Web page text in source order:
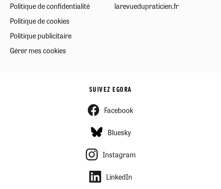
Politique de confidentialité
Politique de cookies
Politique publicitaire
Gérer mes cookies
larevuedupraticien.fr
SUIVEZ EGORA
Facebook
Bluesky
Instagram
LinkedIn